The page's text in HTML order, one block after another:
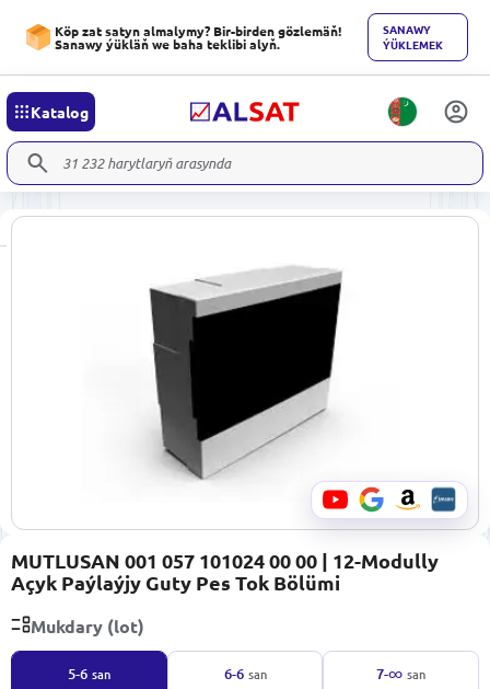
Köp zat satyn almalymy? Bir-birden gözlemäň!
Sanawy ýükläň we baha teklibi alyň.
SANAWY
ÝÜKLEMEK
Katalog
MUTLUSAN 001 057 101024 00 00 | 12-Modully
Açyk Paýlaýjy Guty Pes Tok Bölümi
Mukdary (lot)
5-6 san 6-6 san 7-∞ san